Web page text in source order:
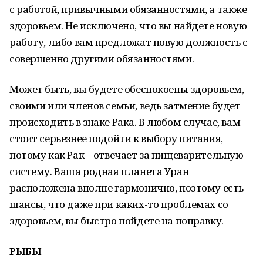
с работой, привычными обязанностями, а также
здоровьем. Не исключено, что вы найдете новую
работу, либо вам предложат новую должность с
совершенно другими обязанностями.
Может быть, вы будете обеспокоены здоровьем,
своими или членов семьи, ведь затмение будет
происходить в знаке Рака. В любом случае, вам
стоит серьезнее подойти к выбору питания,
потому как Рак – отвечает за пищеварительную
систему. Ваша родная планета Уран
расположена вполне гармонично, поэтому есть
шансы, что даже при каких-то проблемах со
здоровьем, вы быстро пойдете на поправку.
РЫБЫ